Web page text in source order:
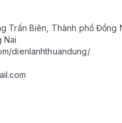
Trấn Biên, Thành phố Đồng
Nai
dienlanhthuandung/